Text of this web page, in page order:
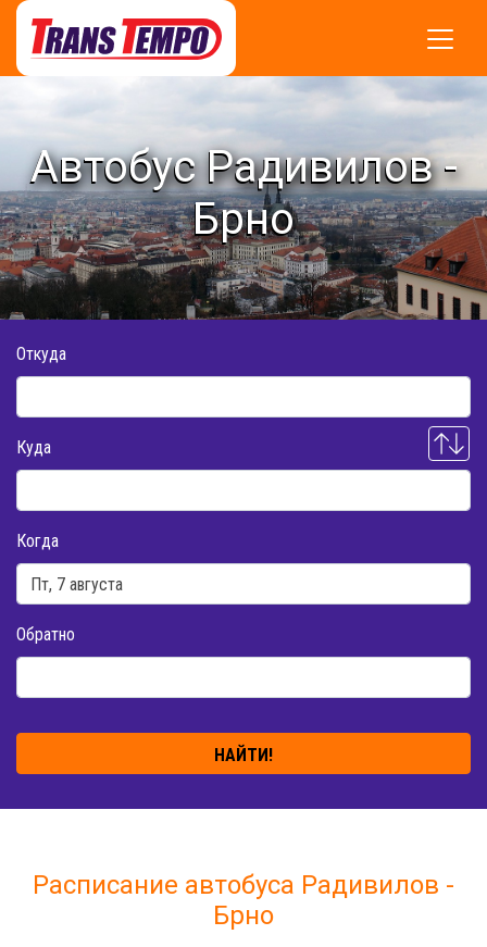
Автобус Радивилов -
Брно
Откуда
Куда
Когда
Обратно
НАЙТИ!
Расписание автобуса Радивилов -
Брно